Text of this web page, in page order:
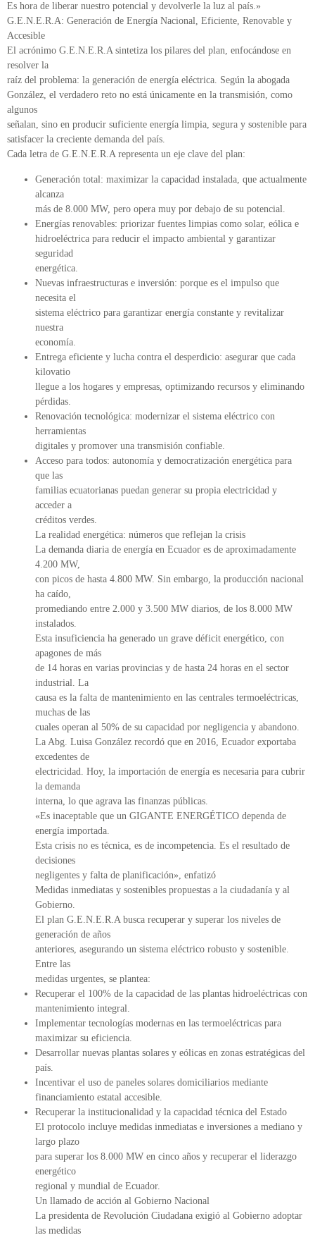
Es hora de liberar nuestro potencial y devolverle la luz al país.»
G.E.N.E.R.A: Generación de Energía Nacional, Eficiente, Renovable y
Accesible
El acrónimo G.E.N.E.R.A sintetiza los pilares del plan, enfocándose en
resolver la
raíz del problema: la generación de energía eléctrica. Según la abogada
González, el verdadero reto no está únicamente en la transmisión, como
algunos
señalan, sino en producir suficiente energía limpia, segura y sostenible para
satisfacer la creciente demanda del país.
Cada letra de G.E.N.E.R.A representa un eje clave del plan:
Generación total: maximizar la capacidad instalada, que actualmente
alcanza
más de 8.000 MW, pero opera muy por debajo de su potencial.
Energías renovables: priorizar fuentes limpias como solar, eólica e
hidroeléctrica para reducir el impacto ambiental y garantizar
seguridad
energética.
Nuevas infraestructuras e inversión: porque es el impulso que
necesita el
sistema eléctrico para garantizar energía constante y revitalizar
nuestra
economía.
Entrega eficiente y lucha contra el desperdicio: asegurar que cada
kilovatio
llegue a los hogares y empresas, optimizando recursos y eliminando
pérdidas.
Renovación tecnológica: modernizar el sistema eléctrico con
herramientas
digitales y promover una transmisión confiable.
Acceso para todos: autonomía y democratización energética para
que las
familias ecuatorianas puedan generar su propia electricidad y
acceder a
créditos verdes.
La realidad energética: números que reflejan la crisis
La demanda diaria de energía en Ecuador es de aproximadamente
4.200 MW,
con picos de hasta 4.800 MW. Sin embargo, la producción nacional
ha caído,
promediando entre 2.000 y 3.500 MW diarios, de los 8.000 MW
instalados.
Esta insuficiencia ha generado un grave déficit energético, con
apagones de más
de 14 horas en varias provincias y de hasta 24 horas en el sector
industrial. La
causa es la falta de mantenimiento en las centrales termoeléctricas,
muchas de las
cuales operan al 50% de su capacidad por negligencia y abandono.
La Abg. Luisa González recordó que en 2016, Ecuador exportaba
excedentes de
electricidad. Hoy, la importación de energía es necesaria para cubrir
la demanda
interna, lo que agrava las finanzas públicas.
«Es inaceptable que un GIGANTE ENERGÉTICO dependa de
energía importada.
Esta crisis no es técnica, es de incompetencia. Es el resultado de
decisiones
negligentes y falta de planificación», enfatizó
Medidas inmediatas y sostenibles propuestas a la ciudadanía y al
Gobierno.
El plan G.E.N.E.R.A busca recuperar y superar los niveles de
generación de años
anteriores, asegurando un sistema eléctrico robusto y sostenible.
Entre las
medidas urgentes, se plantea:
Recuperar el 100% de la capacidad de las plantas hidroeléctricas con
mantenimiento integral.
Implementar tecnologías modernas en las termoeléctricas para
maximizar su eficiencia.
Desarrollar nuevas plantas solares y eólicas en zonas estratégicas del
país.
Incentivar el uso de paneles solares domiciliarios mediante
financiamiento estatal accesible.
Recuperar la institucionalidad y la capacidad técnica del Estado
El protocolo incluye medidas inmediatas e inversiones a mediano y
largo plazo
para superar los 8.000 MW en cinco años y recuperar el liderazgo
energético
regional y mundial de Ecuador.
Un llamado de acción al Gobierno Nacional
La presidenta de Revolución Ciudadana exigió al Gobierno adoptar
las medidas